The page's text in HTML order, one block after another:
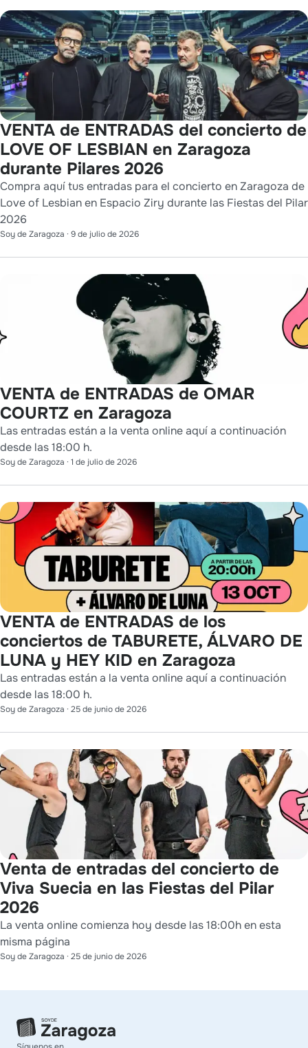
VENTA de ENTRADAS del concierto de
LOVE OF LESBIAN en Zaragoza
durante Pilares 2026
Compra aquí tus entradas para el concierto en Zaragoza de
Love of Lesbian en Espacio Ziry durante las Fiestas del Pilar
2026
Soy de Zaragoza · 9 de julio de 2026
VENTA de ENTRADAS de OMAR
COURTZ en Zaragoza
Las entradas están a la venta online aquí a continuación
desde las 18:00 h.
Soy de Zaragoza · 1 de julio de 2026
VENTA de ENTRADAS de los
conciertos de TABURETE, ÁLVARO DE
LUNA y HEY KID en Zaragoza
Las entradas están a la venta online aquí a continuación
desde las 18:00 h.
Soy de Zaragoza · 25 de junio de 2026
Venta de entradas del concierto de
Viva Suecia en las Fiestas del Pilar
2026
La venta online comienza hoy desde las 18:00h en esta
misma página
Soy de Zaragoza · 25 de junio de 2026